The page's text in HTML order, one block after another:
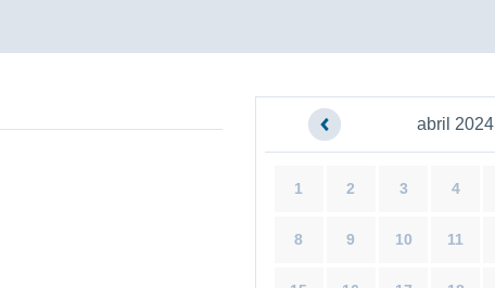
abril 2024
1 2 3 4
8 9 10 11